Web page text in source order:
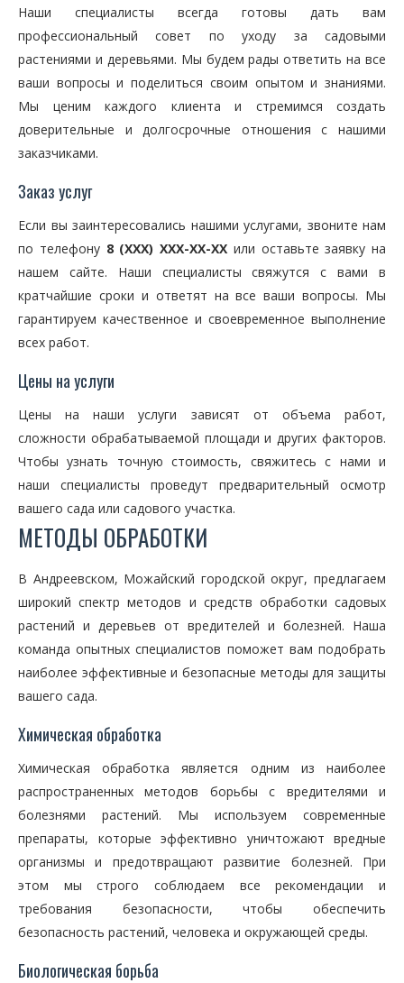
Наши специалисты всегда готовы дать вам
профессиональный совет по уходу за садовыми
растениями и деревьями. Мы будем рады ответить на все
ваши вопросы и поделиться своим опытом и знаниями.
Мы ценим каждого клиента и стремимся создать
доверительные и долгосрочные отношения с нашими
заказчиками.
Заказ услуг
Если вы заинтересовались нашими услугами, звоните нам
по телефону 8 (XXX) XXX-XX-XX или оставьте заявку на
нашем сайте. Наши специалисты свяжутся с вами в
кратчайшие сроки и ответят на все ваши вопросы. Мы
гарантируем качественное и своевременное выполнение
всех работ.
Цены на услуги
Цены на наши услуги зависят от объема работ,
сложности обрабатываемой площади и других факторов.
Чтобы узнать точную стоимость, свяжитесь с нами и
наши специалисты проведут предварительный осмотр
вашего сада или садового участка.
МЕТОДЫ ОБРАБОТКИ
В Андреевском, Можайский городской округ, предлагаем
широкий спектр методов и средств обработки садовых
растений и деревьев от вредителей и болезней. Наша
команда опытных специалистов поможет вам подобрать
наиболее эффективные и безопасные методы для защиты
вашего сада.
Химическая обработка
Химическая обработка является одним из наиболее
распространенных методов борьбы с вредителями и
болезнями растений. Мы используем современные
препараты, которые эффективно уничтожают вредные
организмы и предотвращают развитие болезней. При
этом мы строго соблюдаем все рекомендации и
требования безопасности, чтобы обеспечить
безопасность растений, человека и окружающей среды.
Биологическая борьба